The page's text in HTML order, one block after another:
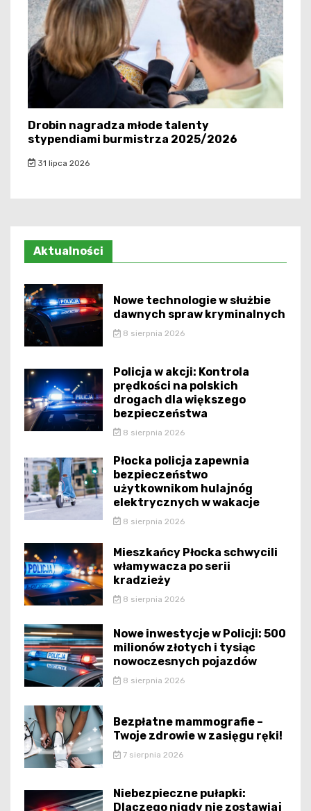
Drobin nagradza młode talenty
stypendiami burmistrza 2025/2026
31 lipca 2026
Aktualności
Nowe technologie w służbie
dawnych spraw kryminalnych
8 sierpnia 2026
Policja w akcji: Kontrola
prędkości na polskich
drogach dla większego
bezpieczeństwa
8 sierpnia 2026
Płocka policja zapewnia
bezpieczeństwo
użytkownikom hulajnóg
elektrycznych w wakacje
8 sierpnia 2026
Mieszkańcy Płocka schwycili
włamywacza po serii
kradzieży
8 sierpnia 2026
Nowe inwestycje w Policji: 500
milionów złotych i tysiąc
nowoczesnych pojazdów
8 sierpnia 2026
Bezpłatne mammografie –
Twoje zdrowie w zasięgu ręki!
7 sierpnia 2026
Niebezpieczne pułapki:
Dlaczego nigdy nie zostawiaj